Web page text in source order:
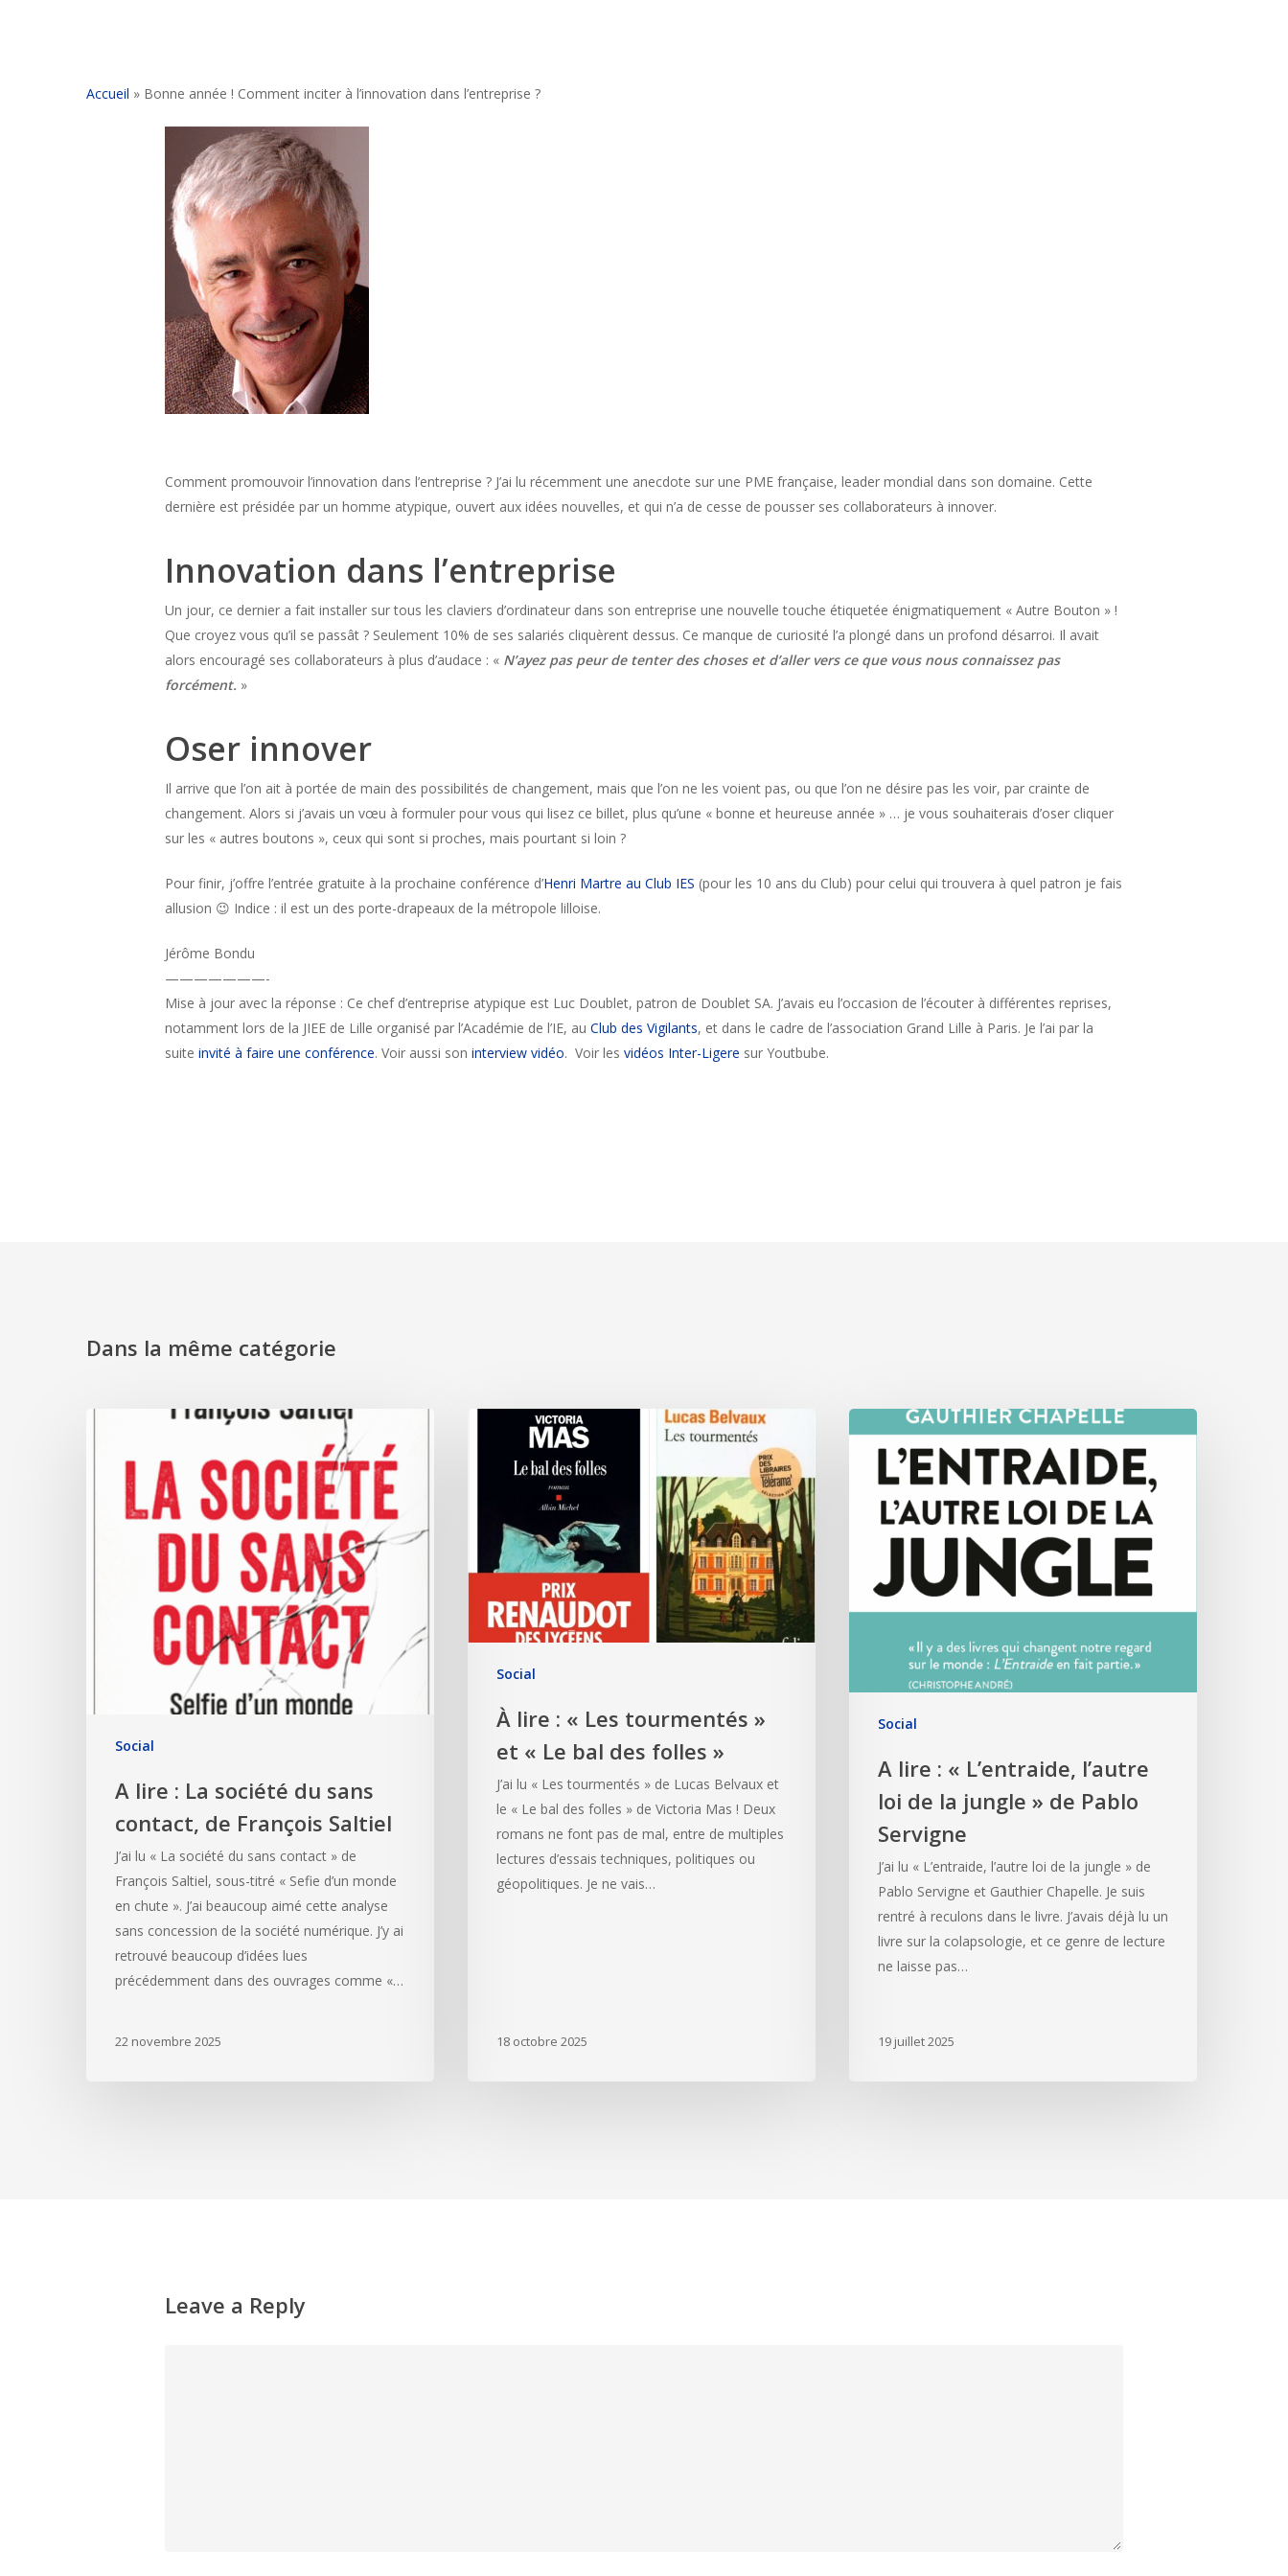
Accueil » Bonne année ! Comment inciter à l’innovation dans l’entreprise ?
Comment promouvoir l’innovation dans l’entreprise ? J’ai lu récemment une anecdote sur une PME française, leader mondial dans son domaine. Cette
dernière est présidée par un homme atypique, ouvert aux idées nouvelles, et qui n’a de cesse de pousser ses collaborateurs à innover.
Innovation dans l’entreprise
Un jour, ce dernier a fait installer sur tous les claviers d’ordinateur dans son entreprise une nouvelle touche étiquetée énigmatiquement « Autre Bouton » !
Que croyez vous qu’il se passât ? Seulement 10% de ses salariés cliquèrent dessus. Ce manque de curiosité l’a plongé dans un profond désarroi. Il avait
alors encouragé ses collaborateurs à plus d’audace : « N’ayez pas peur de tenter des choses et d’aller vers ce que vous nous connaissez pas
forcément. »
Oser innover
Il arrive que l’on ait à portée de main des possibilités de changement, mais que l’on ne les voient pas, ou que l’on ne désire pas les voir, par crainte de
changement. Alors si j’avais un vœu à formuler pour vous qui lisez ce billet, plus qu’une « bonne et heureuse année » … je vous souhaiterais d’oser cliquer
sur les « autres boutons », ceux qui sont si proches, mais pourtant si loin ?
Pour finir, j’offre l’entrée gratuite à la prochaine conférence d’Henri Martre au Club IES (pour les 10 ans du Club) pour celui qui trouvera à quel patron je fais
allusion 😉 Indice : il est un des porte-drapeaux de la métropole lilloise.
Jérôme Bondu
———————-
Mise à jour avec la réponse : Ce chef d’entreprise atypique est Luc Doublet, patron de Doublet SA. J’avais eu l’occasion de l’écouter à différentes reprises,
notamment lors de la JIEE de Lille organisé par l’Académie de l’IE, au Club des Vigilants, et dans le cadre de l’association Grand Lille à Paris. Je l’ai par la
suite invité à faire une conférence. Voir aussi son interview vidéo. Voir les vidéos Inter-Ligere sur Youtbube.
Dans la même catégorie
Social
A lire : La société du sans
contact, de François Saltiel
J’ai lu « La société du sans contact » de
François Saltiel, sous-titré « Sefie d’un monde
en chute ». J’ai beaucoup aimé cette analyse
sans concession de la société numérique. J’y ai
retrouvé beaucoup d’idées lues
précédemment dans des ouvrages comme «…
22 novembre 2025
Social
À lire : « Les tourmentés »
et « Le bal des folles »
J’ai lu « Les tourmentés » de Lucas Belvaux et
le « Le bal des folles » de Victoria Mas ! Deux
romans ne font pas de mal, entre de multiples
lectures d’essais techniques, politiques ou
géopolitiques. Je ne vais…
18 octobre 2025
Social
A lire : « L’entraide, l’autre
loi de la jungle » de Pablo
Servigne
J’ai lu « L’entraide, l’autre loi de la jungle » de
Pablo Servigne et Gauthier Chapelle. Je suis
rentré à reculons dans le livre. J’avais déjà lu un
livre sur la colapsologie, et ce genre de lecture
ne laisse pas…
19 juillet 2025
Leave a Reply